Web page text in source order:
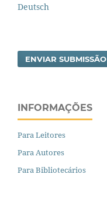
Deutsch
ENVIAR SUBMISSÃO
INFORMAÇÕES
Para Leitores
Para Autores
Para Bibliotecários